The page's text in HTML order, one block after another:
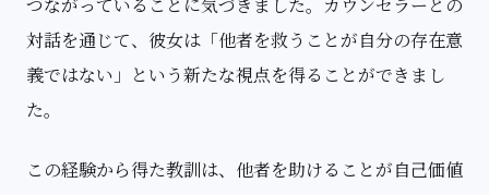
対話を通じて、彼女は「他者を救うことが自分の存在意
義ではない」という新たな視点を得ることができまし
た。
この経験から得た教訓は、他者を助けることが自己価値